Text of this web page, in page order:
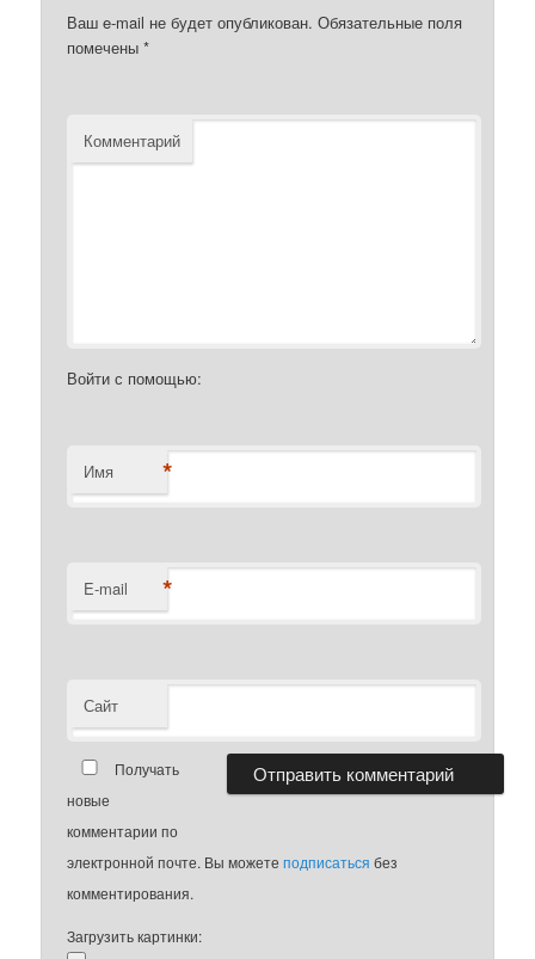
Ваш e-mail не будет опубликован. Обязательные поля
помечены*
Комментарий
Войти с помощью:
Имя *
E-mail *
Сайт
Получать
новые
комментарии по
электронной почте. Вы можетеподписаться без
комментирования.
Загрузить картинки: